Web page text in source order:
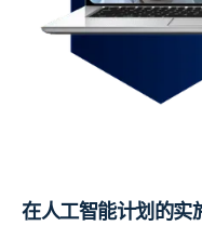
在人工智能计划的实